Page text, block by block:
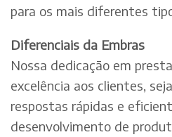
para os mais diferentes
Diferenciais da Embras
Nossa dedicação em
excelência aos clientes,
respostas rápidas e
desenvolvimento de